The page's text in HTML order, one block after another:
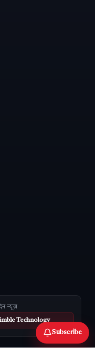
न्यूज़
Technology
Subscribe